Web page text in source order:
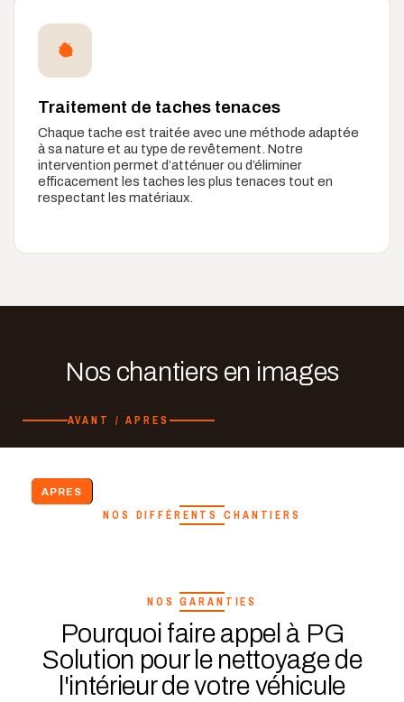
Traitement de taches tenaces
Chaque tache est traitée avec une méthode adaptée
à sa nature et au type de revêtement. Notre
intervention permet d’atténuer ou d’éliminer
efficacement les taches les plus tenaces tout en
respectant les matériaux.
Nos chantiers en images
AVANT / APRES
AVANT
APRES
NOS DIFFÉRENTS CHANTIERS
NOS GARANTIES
Pourquoi faire appel à PG
Solution pour le nettoyage de
l'intérieur de votre véhicule